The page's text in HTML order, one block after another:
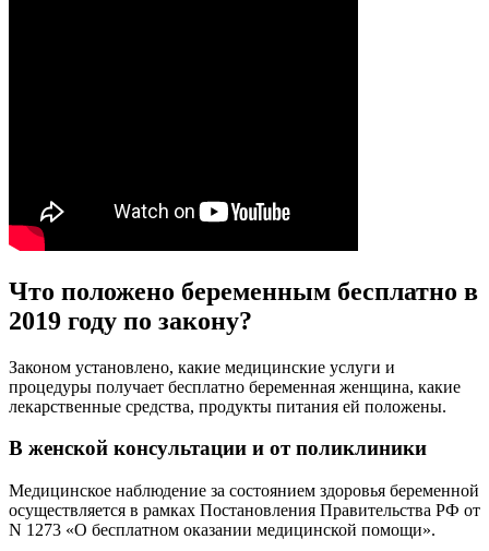
Что положено беременным бесплатно в
2019 году по закону?
Законом установлено, какие медицинские услуги и
процедуры получает бесплатно беременная женщина, какие
лекарственные средства, продукты питания ей положены.
В женской консультации и от поликлиники
Медицинское наблюдение за состоянием здоровья беременной
осуществляется в рамках Постановления Правительства РФ от
N 1273 «О бесплатном оказании медицинской помощи».